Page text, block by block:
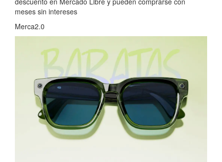
meses sin intereses
Merca2.0